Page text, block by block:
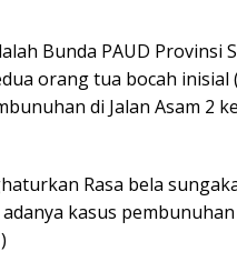
Bunda PAUD Provinsi
orang tua bocah inisial
di Jalan Asam 2
Rasa bela
kasus